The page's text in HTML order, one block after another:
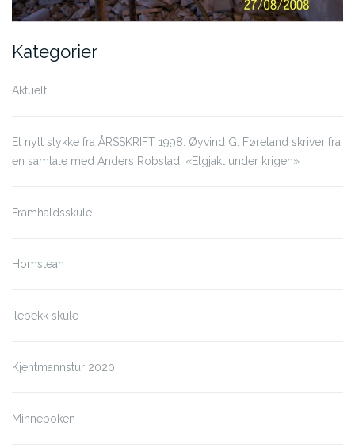
Kategorier
Aktuelt
Et nytt stykke fra ÅRSSKRIFT 1998: Øyvind G. Føreland skriver fra
en samtale med Anders Robstad: «Elgjakt under krigen»
Framhaldsskule
Homstean
Ilebekk skule
Kjentmannstur 2020
Minneboken